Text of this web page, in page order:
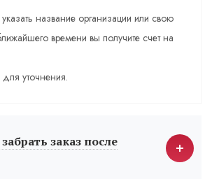
указать название организации или свою
времени вы получите счет на
для уточнения.
заказ после